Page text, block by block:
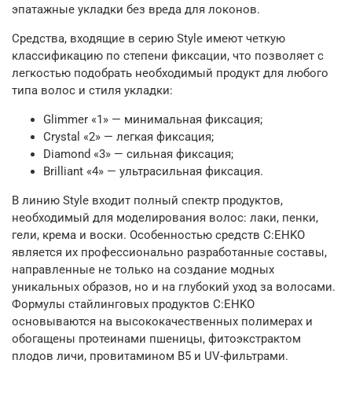
эпатажные укладки без вреда для локонов.
Средства, входящие в серию Style имеют четкую
классификацию по степени фиксации, что позволяет с
легкостью подобрать необходимый продукт для любого
типа волос и стиля укладки:
Glimmer «1» — минимальная фиксация;
Crystal «2» — легкая фиксация;
Diamond «3» — сильная фиксация;
Brilliant «4» — ультрасильная фиксация.
В линию Style входит полный спектр продуктов,
необходимый для моделирования волос: лаки, пенки,
гели, крема и воски. Особенностью средств C:EHKO
является их профессионально разработанные составы,
направленные не только на создание модных
уникальных образов, но и на глубокий уход за волосами.
Формулы стайлинговых продуктов C:EHKO
основываются на высококачественных полимерах и
обогащены протеинами пшеницы, фитоэкстрактом
плодов личи, провитамином В5 и UV-фильтрами.